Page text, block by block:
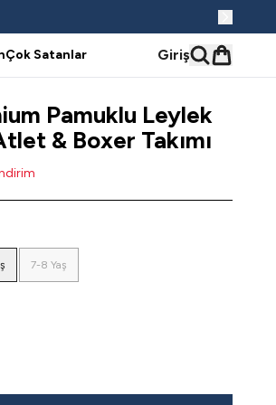
Çok Satanlar Giriş
Pamuklu Leylek
& Boxer Takımı
7-8 Yaş